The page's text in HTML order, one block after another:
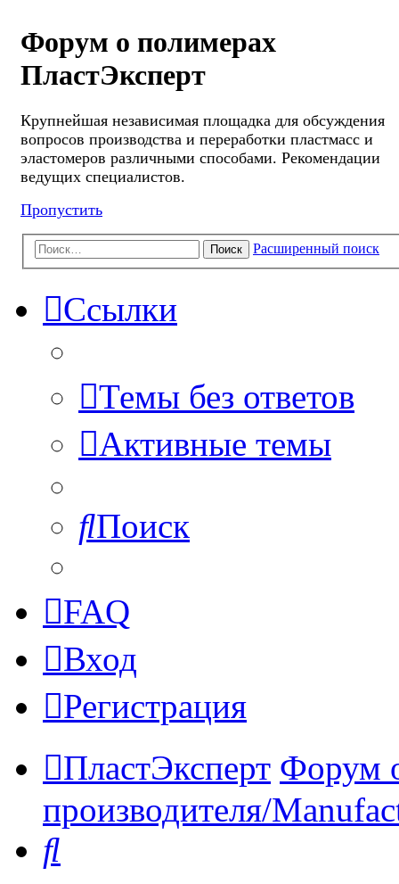
Форум о полимерах
ПластЭксперт
Крупнейшая независимая площадка для обсуждения
вопросов производства и переработки пластмасс и
эластомеров различными способами. Рекомендации
ведущих специалистов.
Пропустить
Поиск Расширенный поиск
Ссылки
Темы без ответов
Активные темы
Поиск
FAQ
Вход
Регистрация
ПластЭксперт Форум
производителя/